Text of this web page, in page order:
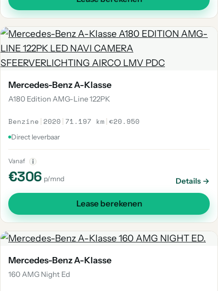
Mercedes-Benz A-Klasse
A180 Edition AMG-Line 122PK
Benzine | 2020 | 71.197 km |€20.950
Direct leverbaar
Vanaf i
€306 p/mnd Details →
Lease berekenen
Mercedes-Benz A-Klasse
160 AMG Night Ed